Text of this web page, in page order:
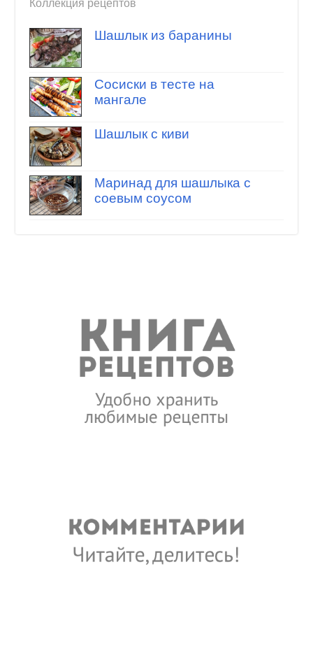
Коллекция рецептов
Шашлык из баранины
Сосиски в тесте на
мангале
Шашлык с киви
Маринад для шашлыка с
соевым соусом